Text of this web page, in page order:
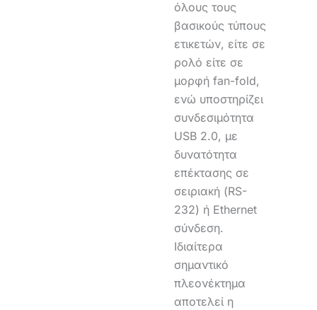
όλους τους
βασικούς τύπους
ετικετών, είτε σε
ρολό είτε σε
μορφή fan-fold,
ενώ υποστηρίζει
συνδεσιμότητα
USB 2.0, με
δυνατότητα
επέκτασης σε
σειριακή (RS-
232) ή Ethernet
σύνδεση.
Ιδιαίτερα
σημαντικό
πλεονέκτημα
αποτελεί η